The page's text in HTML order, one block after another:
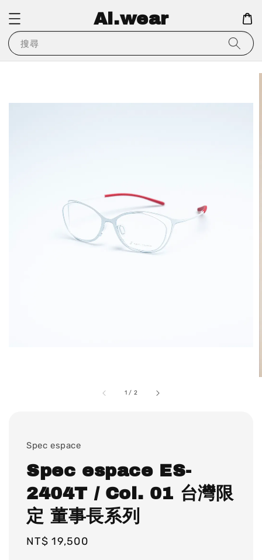
Ai.wear
搜尋
1 / 2
Spec espace
Spec espace ES-
2404T / Col. 01 台灣限
定 董事長系列
Regular
NT$ 19,500